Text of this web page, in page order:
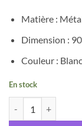
Matière :
Dimension :
Couleur :
En stock